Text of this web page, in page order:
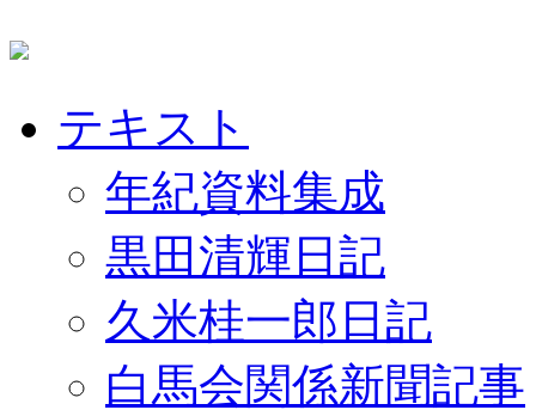
テキスト
年紀資料集成
黒田清輝日記
久米桂一郎日記
白馬会関係新聞記事